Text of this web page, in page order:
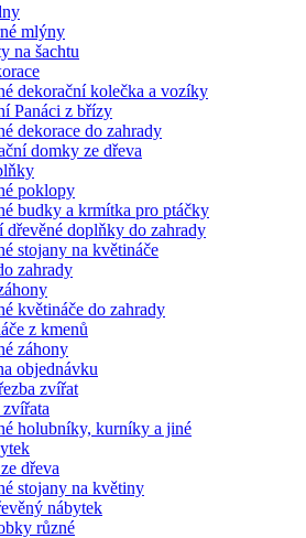
mlýny
na šachtu
dekorační kolečka a vozíky
Panáci z břízy
dekorace do zahrady
domky ze dřeva
poklopy
budky a krmítka pro ptáčky
dřevěné doplňky do zahrady
stojany na květináče
zahrady
květináče do zahrady
z kmenů
záhony
objednávku
zvířat
holubníky, kurníky a jiné
dřeva
stojany na květiny
nábytek
různé